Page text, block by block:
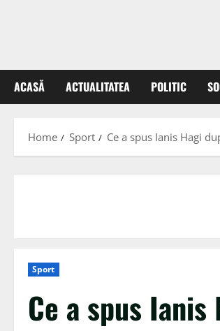
ACASĂ ACTUALITATEA POLITIC
Home Sport Ce a spus Ianis Hagi
Sport
Ce a spus